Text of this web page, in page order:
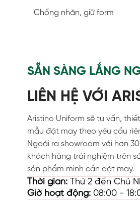
Chống nhăn, giữ form
SẴN SÀNG LẮNG
LIÊN HỆ VỚI
Aristino Uniform sẽ tư vấn,
mẫu đặt may theo yêu cầu
Ngoài ra showroom với hơn
khách hàng trải nghiệm trên
sản phẩm mình cần đặt may.
Thời gian:Thứ 2 đến Chủ
Giờ hoạt động:08:00 -